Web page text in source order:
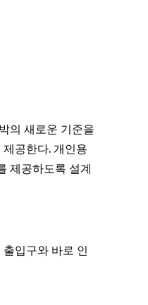
의 새로운 기준을
공한다. 개인용
제공하도록 설계
입구와 바로 인